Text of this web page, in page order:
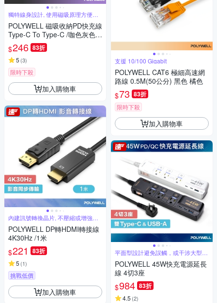
獨特線身設計, 使用磁吸原理方便收
納
POLYWELL 磁吸收納PD快充線
Type-C To Type-C /咖色灰色 /
1米
$246 83折
5 (3)
限時下殺
加入購物車
內建訊號轉換晶片, 不壓縮或增強訊
號
POLYWELL DP轉HDMI轉接線
4K30Hz /1米
$221 83折
5 (1)
挑戰低價
加入購物車
支援 10/100 Gigabit
POLYWELL CAT6 極細高速網
路線 0.5M(50公分) 黑色 橘色
$73 83折
限時下殺
加入購物車
平面型設計避免誤觸，或干涉大型插
頭使用
POLYWELL 45W快充電源延長
線 4切3座
$984 83折
4.5 (2)